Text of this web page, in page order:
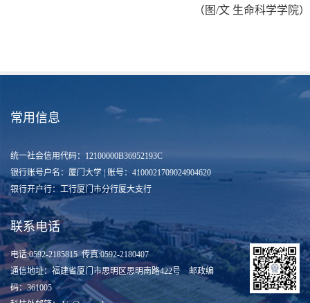
（图/文 生命科学学院）
常用信息
统一社会信用代码：12100000B36952193C
银行账号户名：厦门大学 | 账号：4100021709024904620
银行开户行：工行厦门市分行厦大支行
联系电话
电话:0592-2185815 传真:0592-2180407
通信地址：福建省厦门市思明区思明南路422号 邮政编
码：361005